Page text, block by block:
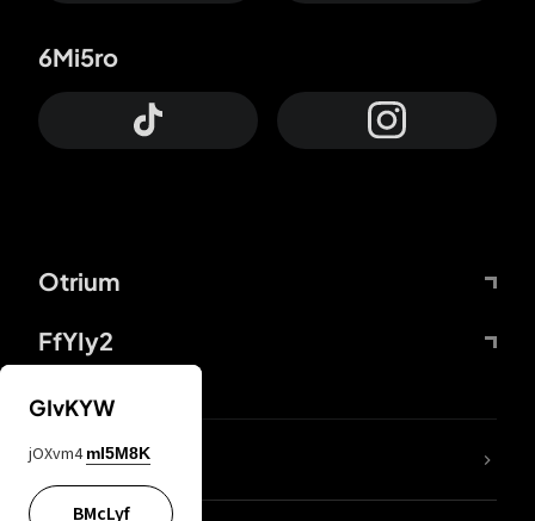
Otrium
FfYIy2
6Mi5ro
DDcvSo
GIvKYW
jOXvm4 mI5M8K
BMcLyf